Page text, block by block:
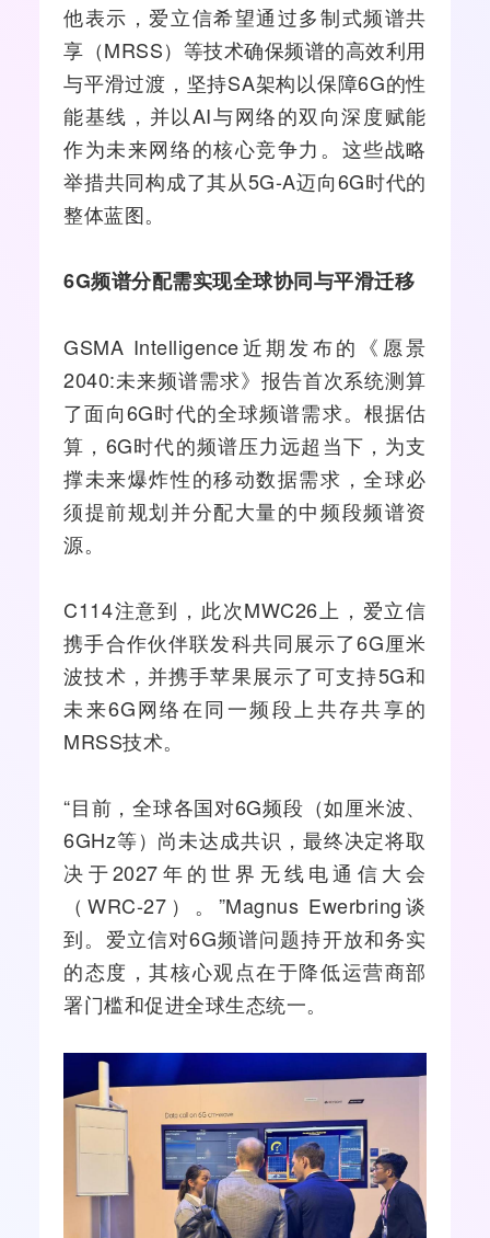
他表示，爱立信希望通过多制式频谱共
享（MRSS）等技术确保频谱的高效利用
与平滑过渡，坚持SA架构以保障6G的性
能基线，并以AI与网络的双向深度赋能
作为未来网络的核心竞争力。这些战略
举措共同构成了其从5G-A迈向6G时代的
整体蓝图。
6G频谱分配需实现全球协同与平滑迁移
GSMA Intelligence近期发布的《愿景
2040:未来频谱需求》报告首次系统测算
了面向6G时代的全球频谱需求。根据估
算，6G时代的频谱压力远超当下，为支
撑未来爆炸性的移动数据需求，全球必
须提前规划并分配大量的中频段频谱资
源。
C114注意到，此次MWC26上，爱立信
携手合作伙伴联发科共同展示了6G厘米
波技术，并携手苹果展示了可支持5G和
未来6G网络在同一频段上共存共享的
MRSS技术。
“目前，全球各国对6G频段（如厘米波、
6GHz等）尚未达成共识，最终决定将取
决于2027年的世界无线电通信大会
（WRC-27）。”Magnus Ewerbring谈
到。爱立信对6G频谱问题持开放和务实
的态度，其核心观点在于降低运营商部
署门槛和促进全球生态统一。